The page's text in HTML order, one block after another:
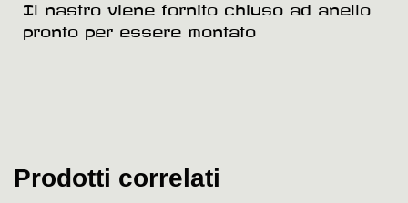
Il nastro viene fornito chiuso ad anello
pronto per essere montato
Prodotti correlati